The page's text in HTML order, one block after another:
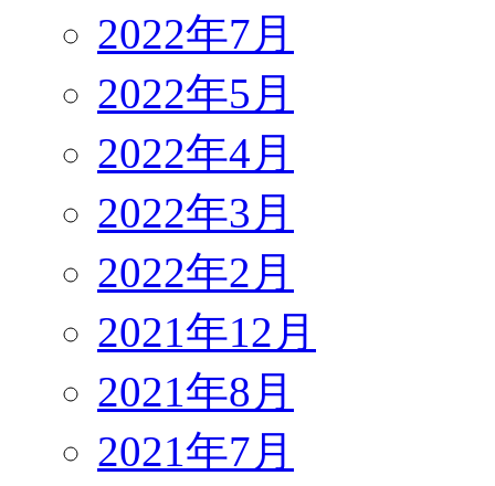
2022年7月
2022年5月
2022年4月
2022年3月
2022年2月
2021年12月
2021年8月
2021年7月